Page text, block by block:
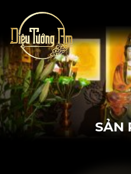
SẢN